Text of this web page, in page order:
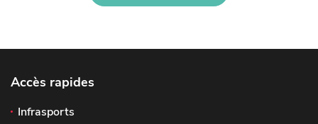
Accès rapides
Infrasports